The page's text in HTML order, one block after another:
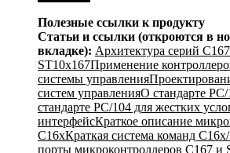
Полезные ссылки к продукту
Статьи и ссылки (откроются в
вкладке): Архитектура серий
ST10x167Применение
системы управления
систем управленияО стандарте
стандарте PC/104 для жестких
интерфейсКраткое описание
C16xКраткая система команд
порты микроконтроллеров C167 и